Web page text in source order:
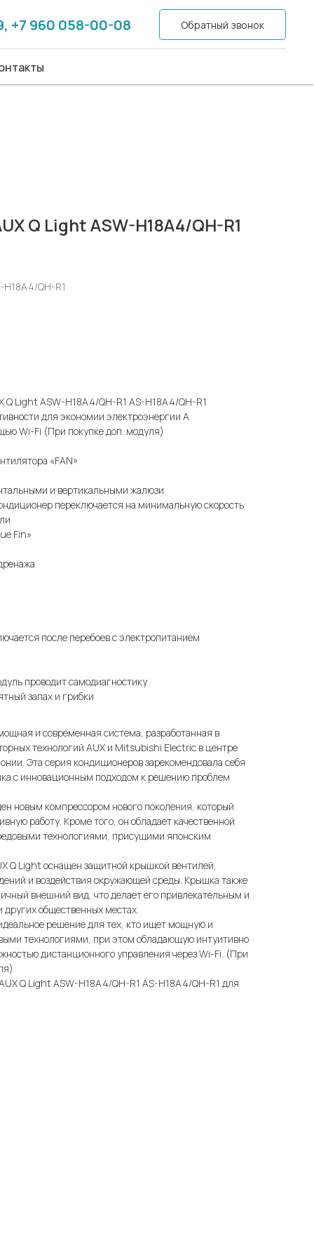
+7 960 058-00-08 Обратный звонок
+7 960 058-00-08 Обратный звонок
Q Light ASW-H18A4/QH-R1
QH-R1
Q Light ASW-H18A4/QH-R1 AS-H18A4/QH-R1
для экономии электроэнергии А
Wi-Fi (При покупке доп. модуля)
«FAN»
и вертикальными жалюзи
переключается на минимальную скорость
Fin»
после перебоев с электропитанием
проводит самодиагностику
запах и грибки
и современная система, разработанная в
технологий AUX и Mitsubishi Electric в центре
Эта серия кондиционеров зарекомендовала себя
с инновационным подходом к решению проблем
новым компрессором нового поколения, который
работу. Кроме того, он обладает качественной
технологиями, присущими японским
Q Light оснащен защитной крышкой вентилей,
и воздействия окружающей среды. Крышка также
внешний вид, что делает его привлекательным и
общественных местах.
решение для тех, кто ищет мощную и
технологиями, при этом обладающую интуитивно
дистанционного управления через Wi-Fi. (При
Q Light ASW-H18A4/QH-R1 AS-H18A4/QH-R1 для